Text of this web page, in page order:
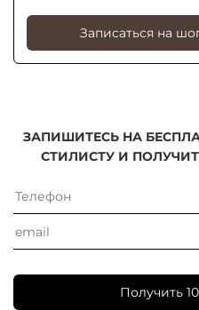
Записаться на
ЗАПИШИТЕСЬ НА
СТИЛИСТУ И
Получить